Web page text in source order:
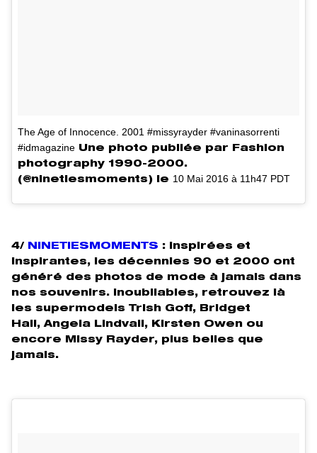
The Age of Innocence. 2001 #missyrayder #vaninasorrenti
#idmagazine Une photo publiée par Fashion
photography 1990-2000.
(@ninetiesmoments) le 10 Mai 2016 à 11h47 PDT
4/ NINETIESMOMENTS : inspirées et
inspirantes, les décennies 90 et 2000 ont
généré des photos de mode à jamais dans
nos souvenirs. Inoubliables, retrouvez là
les supermodels Trish Goff, Bridget
Hall, Angela Lindvall, K irsten Owen ou
encore M
issy Rayder, plus belles que
jamais.